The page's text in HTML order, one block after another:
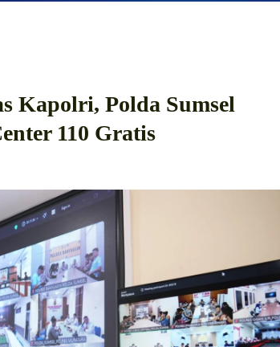
Kapolri, Polda Sumsel
110 Gratis